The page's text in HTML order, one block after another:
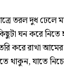
তরল দুধ ঢেলে
ঘন করে
করে রাখা আমের
থাকুন, যাতে নিচে